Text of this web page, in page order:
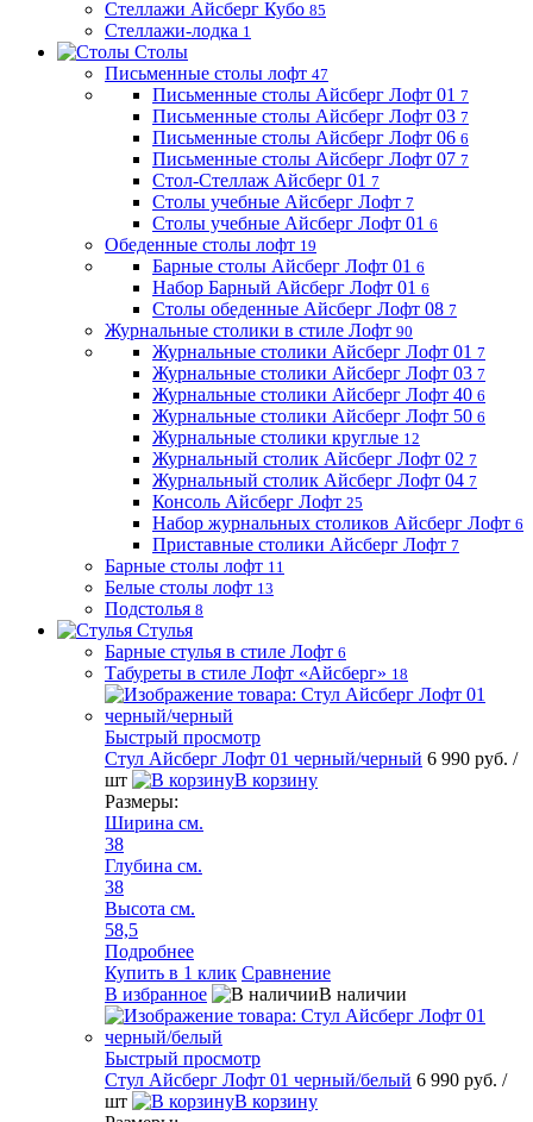
Стеллажи Айсберг Кубо 85
Стеллажи-лодка 1
Столы
Письменные столы лофт 47
Письменные столы Айсберг Лофт 01 7
Письменные столы Айсберг Лофт 03 7
Письменные столы Айсберг Лофт 06 6
Письменные столы Айсберг Лофт 07 7
Стол-Стеллаж Айсберг 01 7
Столы учебные Айсберг Лофт 7
Столы учебные Айсберг Лофт 01 6
Обеденные столы лофт 19
Барные столы Айсберг Лофт 01 6
Набор Барный Айсберг Лофт 01 6
Столы обеденные Айсберг Лофт 08 7
Журнальные столики в стиле Лофт 90
Журнальные столики Айсберг Лофт 01 7
Журнальные столики Айсберг Лофт 03 7
Журнальные столики Айсберг Лофт 40 6
Журнальные столики Айсберг Лофт 50 6
Журнальные столики круглые 12
Журнальный столик Айсберг Лофт 02 7
Журнальный столик Айсберг Лофт 04 7
Консоль Айсберг Лофт 25
Набор журнальных столиков Айсберг Лофт 6
Приставные столики Айсберг Лофт 7
Барные столы лофт 11
Белые столы лофт 13
Подстолья 8
Стулья
Барные стулья в стиле Лофт 6
Табуреты в стиле Лофт «Айсберг» 18
Быстрый просмотр
Стул Айсберг Лофт 01 черный/черный 6 990 руб. /
шт
В корзину
Размеры:
Ширина см.
38
Глубина см.
38
Высота см.
58,5
Подробнее
Купить в 1 клик Сравнение
В избранное
В наличии
Быстрый просмотр
Стул Айсберг Лофт 01 черный/белый 6 990 руб. /
шт
В корзину